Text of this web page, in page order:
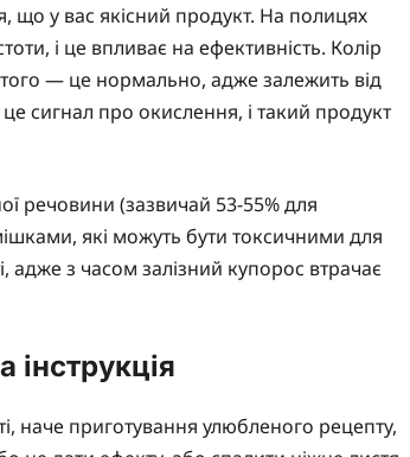
що у вас якісний продукт. На полицях
і це впливає на ефективність. Колір
— це нормально, адже залежить від
сигнал про окислення, і такий продукт
речовини (зазвичай 53-55% для
які можуть бути токсичними для
адже з часом залізний купорос втрачає
інструкція
наче приготування улюбленого рецепту,